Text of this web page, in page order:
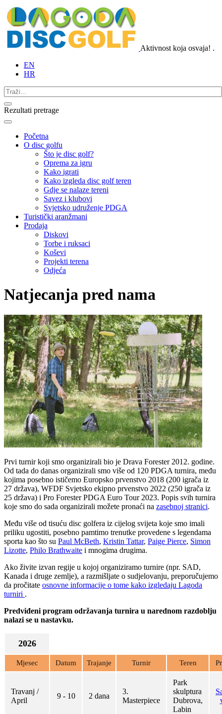
Aktivnost koja osvaja! .
EN
HR
Rezultati pretrage
Početna
O disc golfu
Što je disc golf?
Oprema za igru
Kako igrati
Kako izgleda disc golf teren
Gdje se nalaze tereni
Savez i klubovi
Svjetsko udruženje PDGA
Turistički aranžmani
Prodaja
Diskovi
Torbe i ruksaci
Koševi
Projekti terena
Odjeća
Natjecanja pred nama
Prvi turnir koji smo organizirali bio je Drava Forester 2012. godine.
Od tada do danas organizirali smo više od 120 PDGA turnira, među
kojima posebno ističemo Europsko prvenstvo 2018 (200 igrača iz
27 država), WFDF Svjetsko ekipno prvenstvo 2022 (250 igrača iz
25 država) i Pro Forester PDGA Euro Tour 2023. Popis svih turnira
koje smo do sada organizirali možete pronaći na zasebnoj stranici.
Među više od tisuću disc golfera iz cijelog svijeta koje smo imali
priliku ugostiti, posebno pamtimo trenutke provedene s legendama
sporta kao što su Paul McBeth, Kristin Tattar, Paige Pierce, Simon
Lizotte, Philo Brathwaite i mnogima drugima.
Ako živite izvan regije u kojoj organiziramo turnire (npr. SAD,
Kanada i druge zemlje), a razmišljate o sudjelovanju, preporučujemo
da pročitate osnovne informacije o tome kako izgledaju Lagoda
turniri .
Predviđeni program održavanja turnira u narednom razdoblju
nalazi se u nastavku.
2026
Mjesec Datum Trajanje Turnir Teren
Travanj /
April
9 - 10 2 dana
3.
Masterpiece
Park
skulptura
Dubrova,
Labin